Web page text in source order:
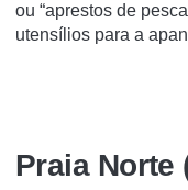
ou “aprestos de
utensílios para a
Praia Norte